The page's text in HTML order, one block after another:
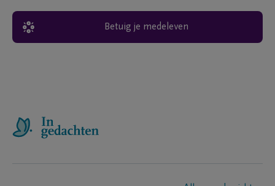
Betuig je medeleven